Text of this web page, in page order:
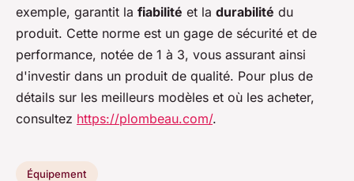
exemple, garantit la fiabilité et la durabilité du
produit. Cette norme est un gage de sécurité et de
performance, notée de 1 à 3, vous assurant ainsi
d'investir dans un produit de qualité. Pour plus de
détails sur les meilleurs modèles et où les acheter,
consultez https://plombeau.com/.
Équipement